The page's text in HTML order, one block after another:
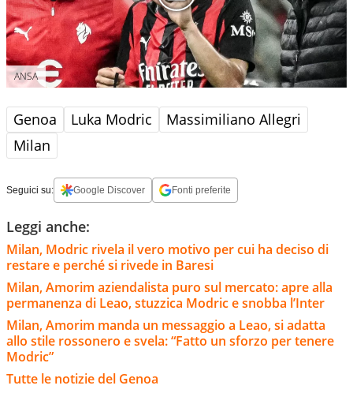
ANSA
Genoa Luka Modric
Massimiliano Allegri
Milan
Seguici su: Google Discover Fonti preferite
Leggi anche:
Milan, Modric rivela il vero motivo per cui ha deciso di
restare e perché si rivede in Baresi
Milan, Amorim aziendalista puro sul mercato: apre alla
permanenza di Leao, stuzzica Modric e snobba l’Inter
Milan, Amorim manda un messaggio a Leao, si adatta
allo stile rossonero e svela: “Fatto un sforzo per tenere
Modric”
Tutte le notizie del Genoa